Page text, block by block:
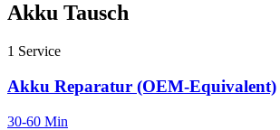
Akku Tausch
1 Service
Akku Reparatur (OEM-Equivalent)
30-60 Min